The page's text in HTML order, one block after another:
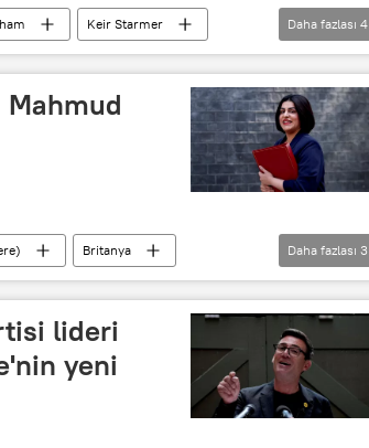
Keir Starmer
Liverpool
Daha fazlası 4
Mahmud
Britanya
Daha fazlası 3
lideri
yeni